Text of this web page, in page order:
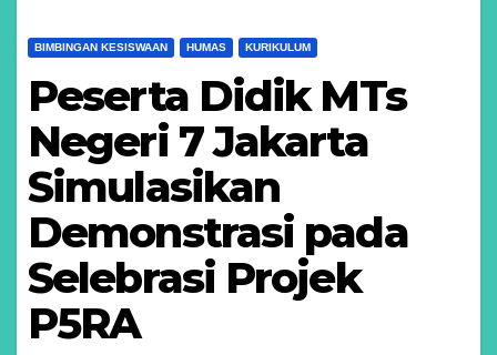
BIMBINGAN KESISWAAN HUMAS KURIKULUM
Peserta Didik MTs
Negeri 7 Jakarta
Simulasikan
Demonstrasi pada
Selebrasi Projek
P5RA